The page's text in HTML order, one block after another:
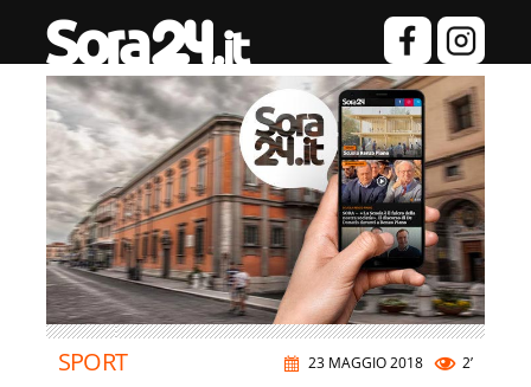
23 MAGGIO 2018 2’
SPORT